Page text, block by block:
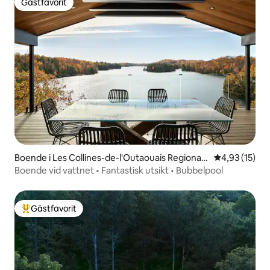
Gästfavorit
Gästfavorit
Boende i Les Collines-de-l'Outaouais Regional
County Municipality
4,93 av 5 i
4,93 (15)
Boende vid vattnet • Fantastisk utsikt • Bubbelpool
Populär gästfavorit
Gästfavorit